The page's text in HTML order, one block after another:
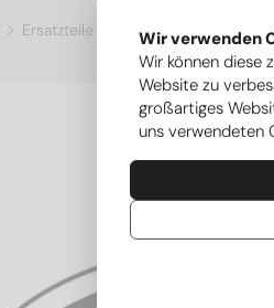
Wir verwenden
Wir können diese
Website zu
großartiges
uns verwendeten
Ersatzteile Wärmepumpen